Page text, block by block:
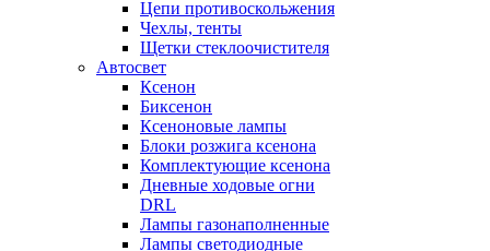
Цепи противоскольжения
Чехлы, тенты
Щетки стеклоочистителя
Автосвет
Ксенон
Биксенон
Ксеноновые лампы
Блоки розжига ксенона
Комплектующие ксенона
Дневные ходовые огни
DRL
Лампы газонаполненные
Лампы светодиодные